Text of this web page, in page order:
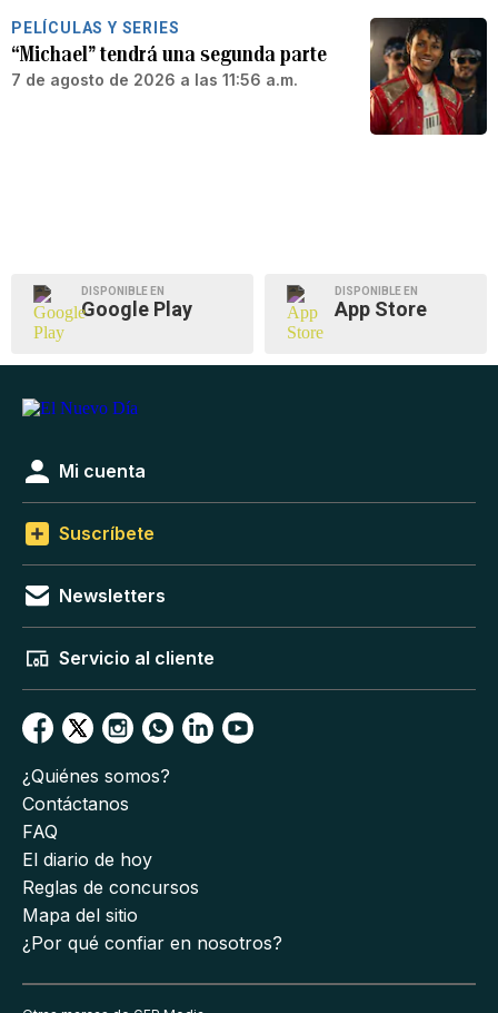
PELÍCULAS Y SERIES
“Michael” tendrá una segunda parte
7 de agosto de 2026 a las 11:56 a.m.
DISPONIBLE EN
Google Play
DISPONIBLE EN
App Store
Mi cuenta
Suscríbete
Newsletters
Servicio al cliente
¿Quiénes somos?
Contáctanos
FAQ
El diario de hoy
Reglas de concursos
Mapa del sitio
¿Por qué confiar en nosotros?